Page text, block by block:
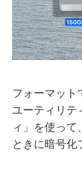
フォーマット
ユーティリテ
ィ」を使って
ときに暗号化